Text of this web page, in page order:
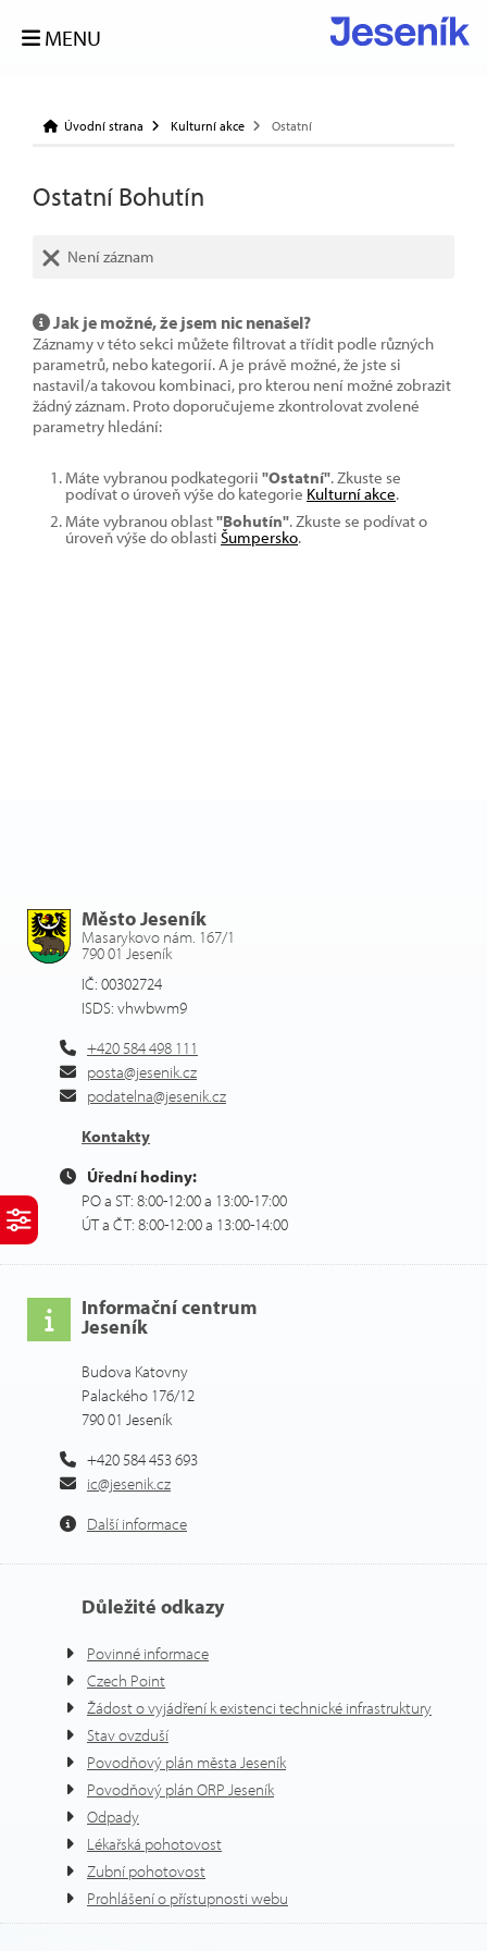
MENU
Úvodní strana Kulturní akce Ostatní
Ostatní Bohutín
Není záznam
Jak je možné, že jsem nic nenašel?
Záznamy v této sekci můžete filtrovat a třídit podle různých
parametrů, nebo kategorií. A je právě možné, že jste si
nastavil/a takovou kombinaci, pro kterou není možné zobrazit
žádný záznam. Proto doporučujeme zkontrolovat zvolené
parametry hledání:
Máte vybranou podkategorii "Ostatní". Zkuste se
podívat o úroveň výše do kategorie Kulturní akce.
Máte vybranou oblast"Bohutín". Zkuste se podívat o
úroveň výše do oblasti Šumpersko.
Město Jeseník
Masarykovo nám. 167/1
790 01 Jeseník
IČ: 00302724
ISDS: vhwbwm9
+420 584 498 111
posta@jesenik.cz
podatelna@jesenik.cz
Kontakty
Úřední hodiny:
PO a ST: 8:00-12:00 a 13:00-17:00
ÚT a ČT: 8:00-12:00 a 13:00-14:00
Informační centrum
Jeseník
Budova Katovny
Palackého 176/12
790 01 Jeseník
+420 584 453 693
ic@jesenik.cz
Další informace
Důležité odkazy
Povinné informace
Czech Point
Žádost o vyjádření k existenci technické infrastruktury
Stav ovzduší
Povodňový plán města Jeseník
Povodňový plán ORP Jeseník
Odpady
Lékařská pohotovost
Zubní pohotovost
Prohlášení o přístupnosti webu